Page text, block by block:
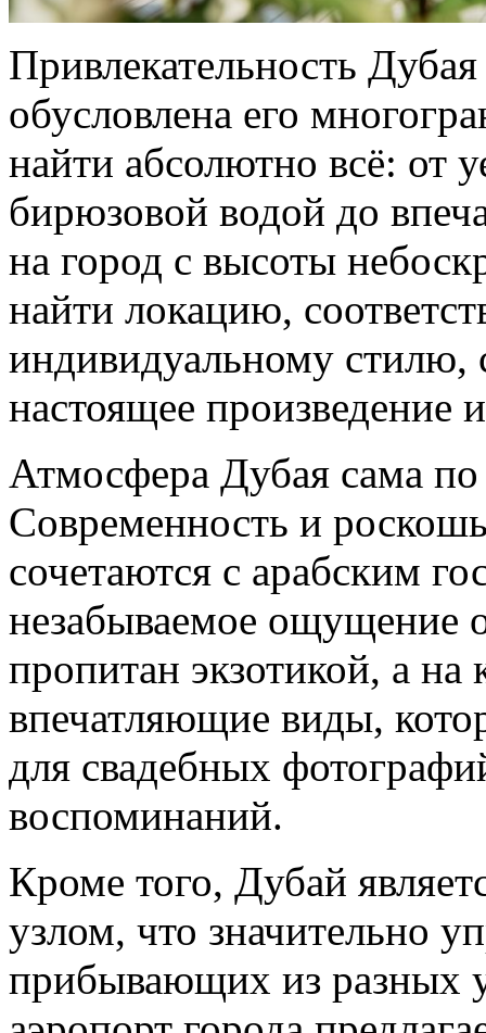
Привлекательность
обусловлена его
найти абсолютно всё: от
бирюзовой водой до
на город с высоты
найти локацию,
индивидуальному стилю,
настоящее произведение
Атмосфера Дубая сама по
Современность и
сочетаются с арабским
незабываемое ощущение
пропитан экзотикой, а
впечатляющие виды,
для свадебных
воспоминаний.
Кроме того, Дубай
узлом, что значительно
прибывающих из разных